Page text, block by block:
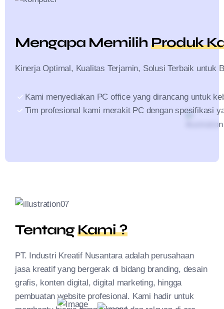
Mengapa Memilih Produk
Kinerja Optimal, Kualitas Terjamin, Solusi Terbaik untuk
Kami menyediakan PC office yang dirancang untuk
Tim profesional kami merakit PC dengan spesifikasi
TentangKami ?
PT. Industri Kreatif Nusantara adalah perusahaan
jasa kreatif yang bergerak di bidang branding, desain
grafis, konten digital, digital marketing, hingga
pembuatan website profesional. Kami hadir untuk